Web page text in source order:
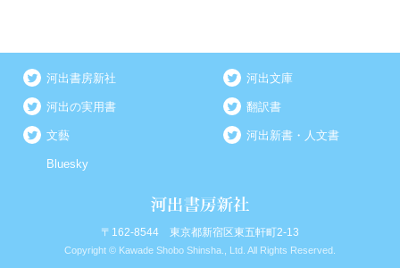
河出書房新社 河出文庫
河出の実用書 翻訳書
文藝 河出新書・人文書
Bluesky
〒162-8544 東京都新宿区東五軒町2-13
Copyright © Kawade Shobo Shinsha., Ltd. All Rights Reserved.